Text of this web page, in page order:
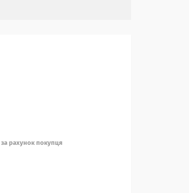
за рахунок покупця